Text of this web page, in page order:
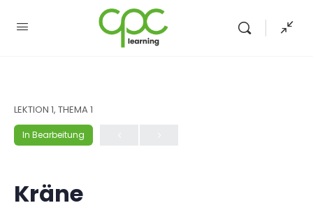
LEKTION 1, THEMA 1
In Bearbeitung
Kräne